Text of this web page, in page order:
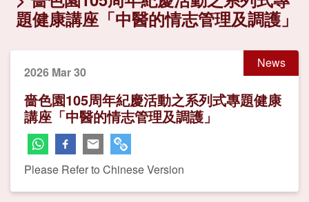
題健康講座「中醫的情志管理及調護」
News
2026 Mar 30
嗇色園105周年紀慶活動之系列式專題健康
講座「中醫的情志管理及調護」
Please Refer to Chinese Version